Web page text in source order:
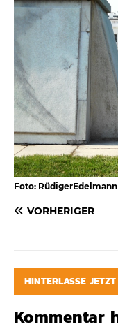
Foto:
VORHERIGER
HINTERLASSE
Kommentar